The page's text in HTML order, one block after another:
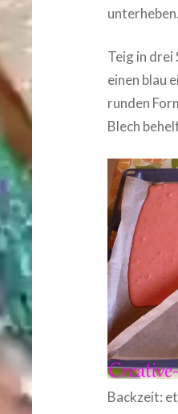
unterheben.
Teig in drei
einen blau
runden
Blech
Backzeit: